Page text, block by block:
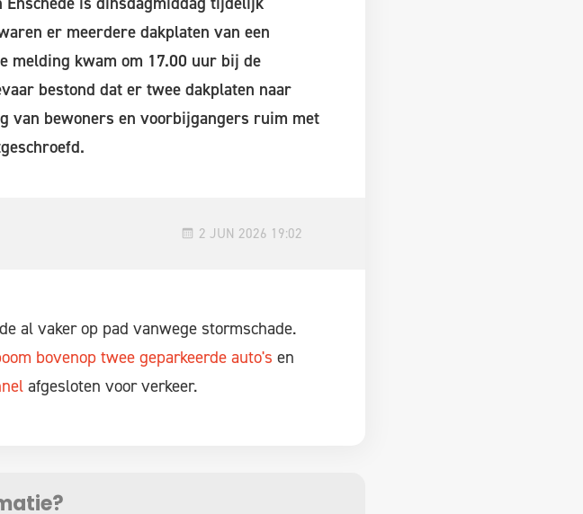
er meerdere dakplaten van een
melding kwam om 17.00 uur bij de
bestond dat er twee dakplaten naar
van bewoners en voorbijgangers ruim met
2 JUN 2026 19:02
al vaker op pad vanwege stormschade.
bovenop twee geparkeerde auto's en
afgesloten voor verkeer.